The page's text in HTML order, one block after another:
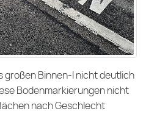
großen Binnen-I nicht deutlich
Bodenmarkierungen nicht
nach Geschlecht